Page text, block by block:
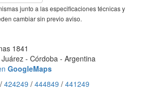
junto a las especificaciones técnicas y
cambiar sin previo aviso.
1841
- Córdoba - Argentina
GoogleMaps
/ 424249 / 444849 / 441249